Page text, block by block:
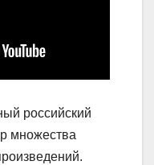
российский
множества